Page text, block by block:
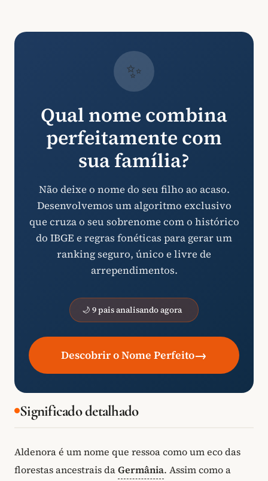
✨
Qual nome combina
perfeitamente com
sua família?
Não deixe o nome do seu filho ao acaso.
Desenvolvemos um algoritmo exclusivo
que cruza o seu sobrenome com o histórico
do IBGE e regras fonéticas para gerar um
ranking seguro, único e livre de
arrependimentos.
🌙 9 pais analisando agora
Descobrir o Nome Perfeito→
Significado detalhado
Aldenora é um nome que ressoa como um eco das
florestas ancestrais daGermânia. Assim como a